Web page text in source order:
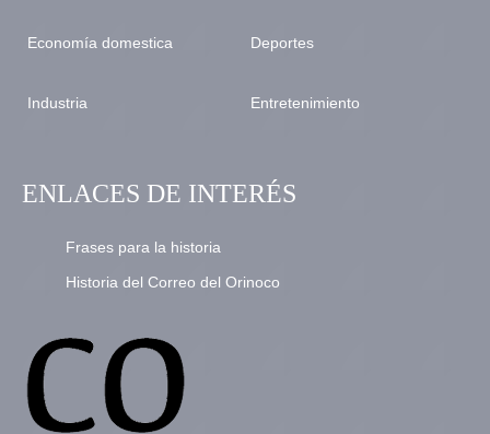
Economía domestica
Industria
Deportes
Entretenimiento
ENLACES DE INTERÉS
Frases para la historia
Historia del Correo del Orinoco